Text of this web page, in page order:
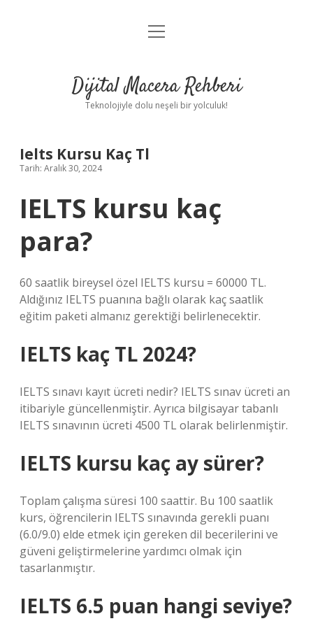
Anasayfa
Yasal Uyarı
menüyü
Dijital Macera Rehberi
Teknolojiyle dolu neşeli bir yolculuk!
Ielts Kursu Kaç Tl
Tarih: Aralık 30, 2024
IELTS kursu kaç
para?
60 saatlik bireysel özel IELTS kursu = 60000 TL.
Aldığınız IELTS puanına bağlı olarak kaç saatlik
eğitim paketi almanız gerektiği belirlenecektir.
IELTS kaç TL 2024?
IELTS sınavı kayıt ücreti nedir? IELTS sınav ücreti an
itibariyle güncellenmiştir. Ayrıca bilgisayar tabanlı
IELTS sınavının ücreti 4500 TL olarak belirlenmiştir.
IELTS kursu kaç ay sürer?
Toplam çalışma süresi 100 saattir. Bu 100 saatlik
kurs, öğrencilerin IELTS sınavında gerekli puanı
(6.0/9.0) elde etmek için gereken dil becerilerini ve
güveni geliştirmelerine yardımcı olmak için
tasarlanmıştır.
IELTS 6.5 puan hangi seviye?